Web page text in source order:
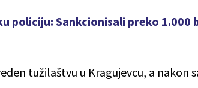
policiju: Sankcionisali preko 1.000
tužilaštvu u Kragujevcu, a nakon